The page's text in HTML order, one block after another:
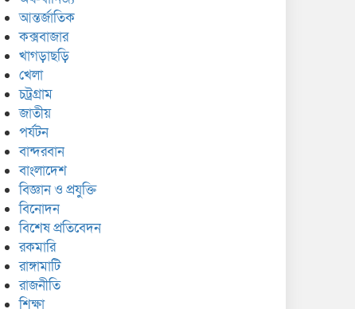
আন্তর্জাতিক
কক্সবাজার
খাগড়াছড়ি
খেলা
চট্রগ্রাম
জাতীয়
পর্যটন
বান্দরবান
বাংলাদেশ
বিজ্ঞান ও প্রযুক্তি
বিনোদন
বিশেষ প্রতিবেদন
রকমারি
রাঙ্গামাটি
রাজনীতি
শিক্ষা